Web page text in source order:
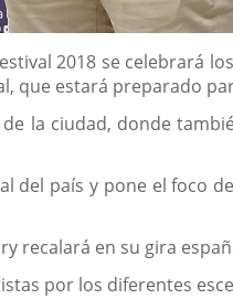
2018 se celebrará
que estará preparado
la ciudad, donde
del país y pone el foco
recalará en su gira
por los diferentes